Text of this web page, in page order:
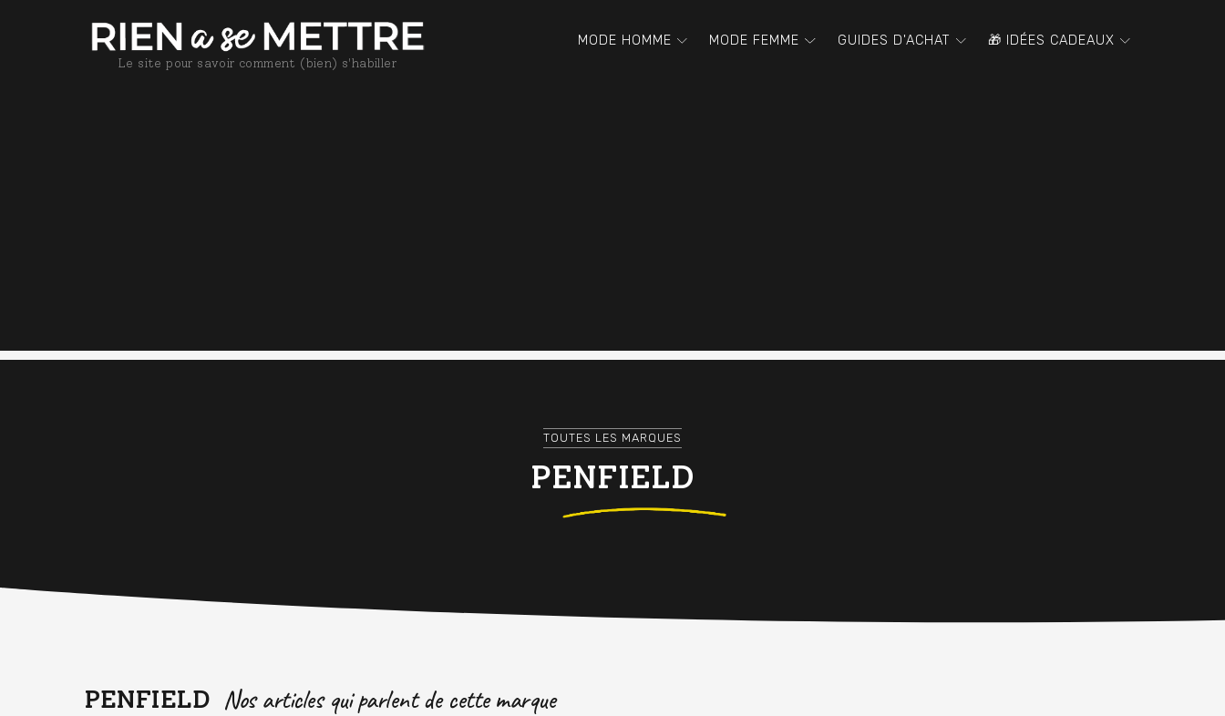
Le site pour savoir comment (bien) s'habiller
MODE HOMME MODE FEMME GUIDES D'ACHAT 🎁 IDÉES CADEAUX
TOUTES LES MARQUES
PENFIELD
PENFIELD Nos articles qui parlent de cette marque